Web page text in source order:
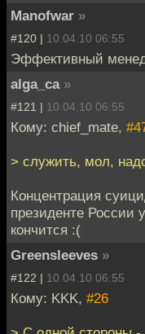
Manofwar »
#120 | 10.04.10 06:55
Эффективный
alga_ca »
#121 | 10.04.10 06:55
Кому: chief_mate,
> служить, мол,
Концентрация
президенте России
кончится :(
Greensleeves »
#122 | 10.04.10 06:55
Кому: KKK, #26